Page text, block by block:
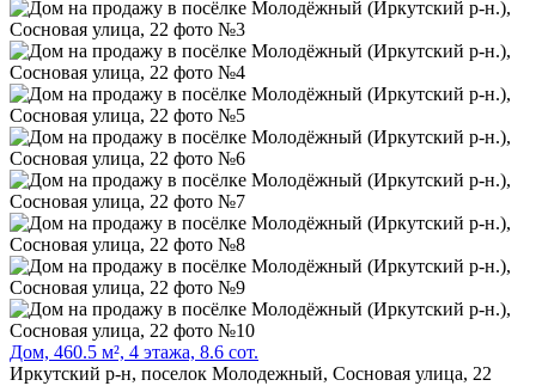
Дом, 460.5 м², 4 этажа, 8.6 сот.
Иркутский р-н, поселок Молодежный, Сосновая улица, 22